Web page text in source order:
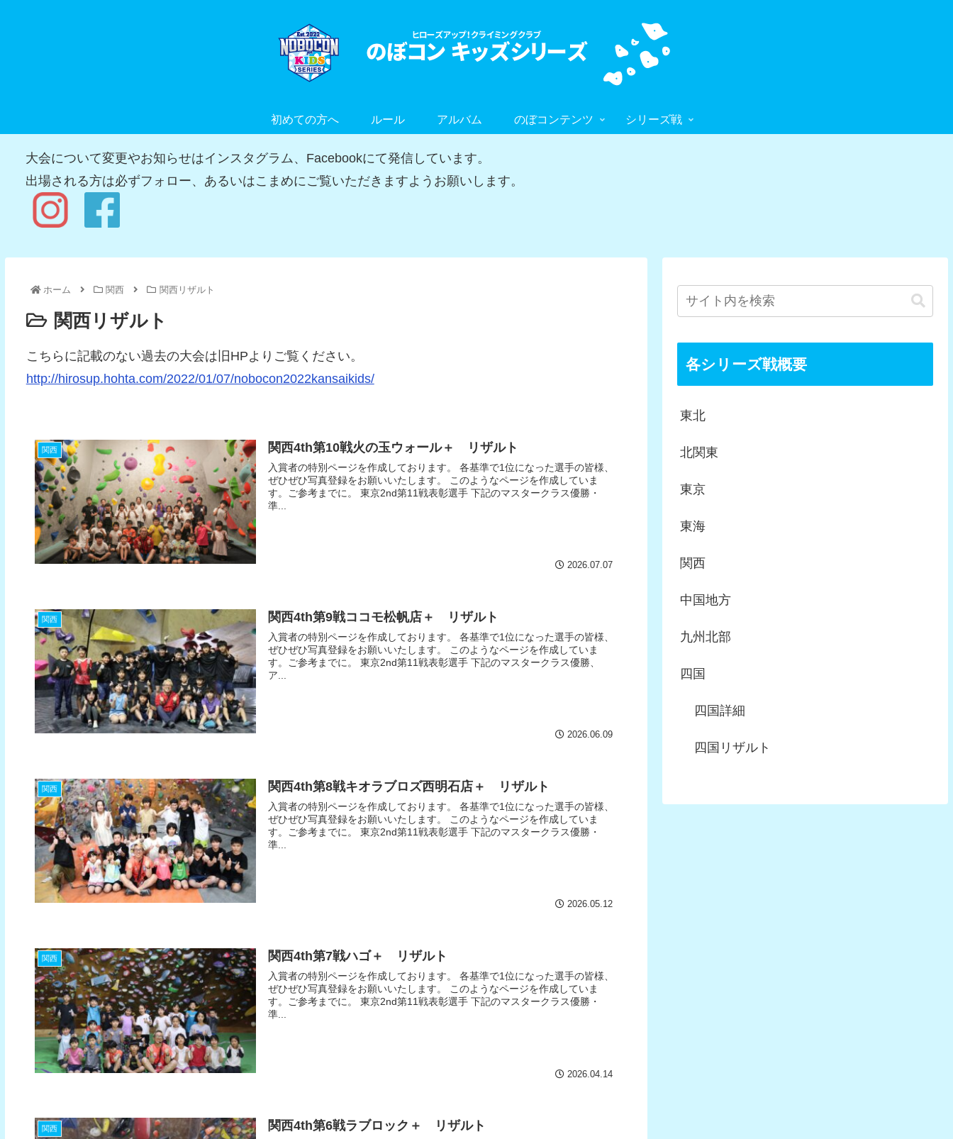
初めての方へ ルール アルバム のぼコンテンツ シリーズ戦
大会について変更やお知らせはインスタグラム、Facebookにて発信しています。
出場される方は必ずフォロー、あるいはこまめにご覧いただきますようお願いします。
ホーム 関西 関西リザルト
関西リザルト
こちらに記載のない過去の大会は旧HPよりご覧ください。
http://hirosup.hohta.com/2022/01/07/nobocon2022kansaikids/
関西 関西4th第10戦火の玉ウォール＋ リザルト
入賞者の特別ページを作成しております。 各基準で1位になった選手の皆様、
ぜひぜひ写真登録をお願いいたします。 このようなページを作成していま
す。ご参考までに。 東京2nd第11戦表彰選手 下記のマスタークラス優勝・
準...
2026.07.07
関西 関西4th第9戦ココモ松帆店＋ リザルト
入賞者の特別ページを作成しております。 各基準で1位になった選手の皆様、
ぜひぜひ写真登録をお願いいたします。 このようなページを作成していま
す。ご参考までに。 東京2nd第11戦表彰選手 下記のマスタークラス優勝、
ア...
2026.06.09
関西 関西4th第8戦キオラブロズ西明石店＋ リザルト
入賞者の特別ページを作成しております。 各基準で1位になった選手の皆様、
ぜひぜひ写真登録をお願いいたします。 このようなページを作成していま
す。ご参考までに。 東京2nd第11戦表彰選手 下記のマスタークラス優勝・
準...
2026.05.12
関西 関西4th第7戦ハゴ＋ リザルト
入賞者の特別ページを作成しております。 各基準で1位になった選手の皆様、
ぜひぜひ写真登録をお願いいたします。 このようなページを作成していま
す。ご参考までに。 東京2nd第11戦表彰選手 下記のマスタークラス優勝・
準...
2026.04.14
関西 関西4th第6戦ラブロック＋ リザルト
各シリーズ戦概要
東北
北関東
東京
東海
関西
中国地方
九州北部
四国
四国詳細
四国リザルト